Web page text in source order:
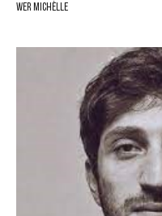
Wer Michèlle